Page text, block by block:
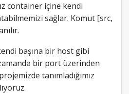
container içine kendi
sağlar. Komut [src,
başına bir host gibi
bir port üzerinden
tanımladığımız